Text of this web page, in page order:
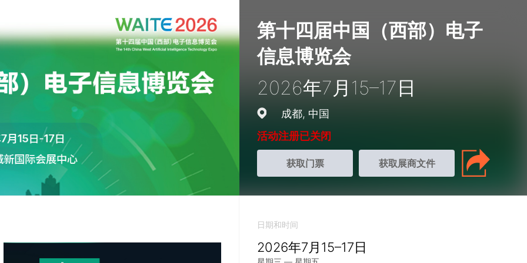
第十四届中国（西部）电子
信息博览会
2026年7月15–17日
成都 中国
活动注册已关闭
获取门票 获取展商文件
日期和时间
2026年7月15–17日